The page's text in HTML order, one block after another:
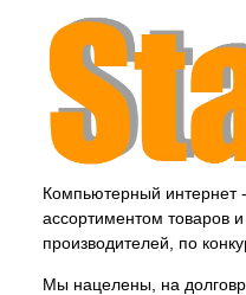
Компьютерный интернет
ассортиментом товаров и
производителей, по
Мы нацелены, на